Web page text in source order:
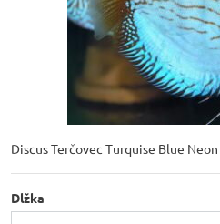
Discus Terčovec Turquise Blue Neon
Dlžka